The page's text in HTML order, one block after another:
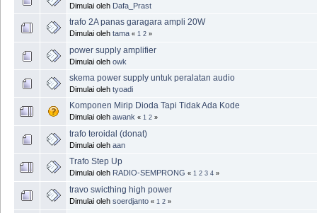
Dimulai oleh Dafa_Prast
trafo 2A panas garagara ampli 20W
Dimulai oleh tama « 1 2 »
power supply amplifier
Dimulai oleh owk
skema power supply untuk peralatan audio
Dimulai oleh tyoadi
Komponen Mirip Dioda Tapi Tidak Ada Kode
Dimulai oleh awank « 1 2 »
trafo teroidal (donat)
Dimulai oleh aan
Trafo Step Up
Dimulai oleh RADIO-SEMPRONG « 1 2 3 4 »
travo swicthing high power
Dimulai oleh soerdjanto « 1 2 »